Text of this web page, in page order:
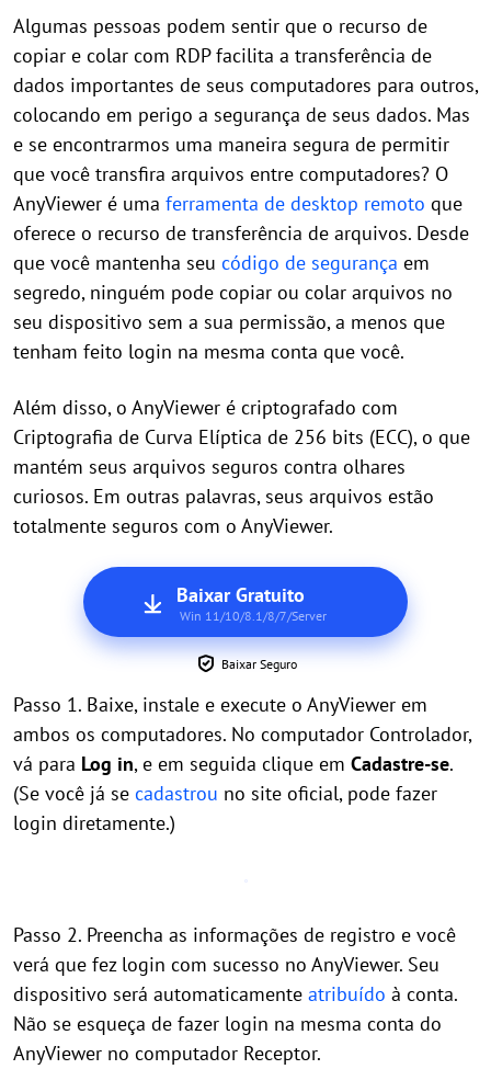
Algumas pessoas podem sentir que o recurso de
copiar e colar com RDP facilita a transferência de
dados importantes de seus computadores para outros,
colocando em perigo a segurança de seus dados. Mas
e se encontrarmos uma maneira segura de permitir
que você transfira arquivos entre computadores? O
AnyViewer é uma ferramenta de desktop remoto que
oferece o recurso de transferência de arquivos. Desde
que você mantenha seu código de segurança em
segredo, ninguém pode copiar ou colar arquivos no
seu dispositivo sem a sua permissão, a menos que
tenham feito login na mesma conta que você.
Além disso, o AnyViewer é criptografado com
Criptografia de Curva Elíptica de 256 bits (ECC), o que
mantém seus arquivos seguros contra olhares
curiosos. Em outras palavras, seus arquivos estão
totalmente seguros com o AnyViewer.
Baixar Gratuito
Win 11/10/8.1/8/7/Server
Baixar Seguro
Passo 1. Baixe, instale e execute o AnyViewer em
ambos os computadores. No computador Controlador,
vá para Log in, e em seguida clique em Cadastre-se.
(Se você já se cadastrou no site oficial, pode fazer
login diretamente.)
Passo 2. Preencha as informações de registro e você
verá que fez login com sucesso no AnyViewer. Seu
dispositivo será automaticamente atribuído à conta.
Não se esqueça de fazer login na mesma conta do
AnyViewer no computador Receptor.